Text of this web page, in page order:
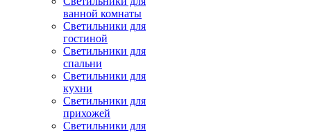
ванной комнаты
Светильники для
гостиной
Светильники для
спальни
Светильники для
кухни
Светильники для
прихожей
Светильники для